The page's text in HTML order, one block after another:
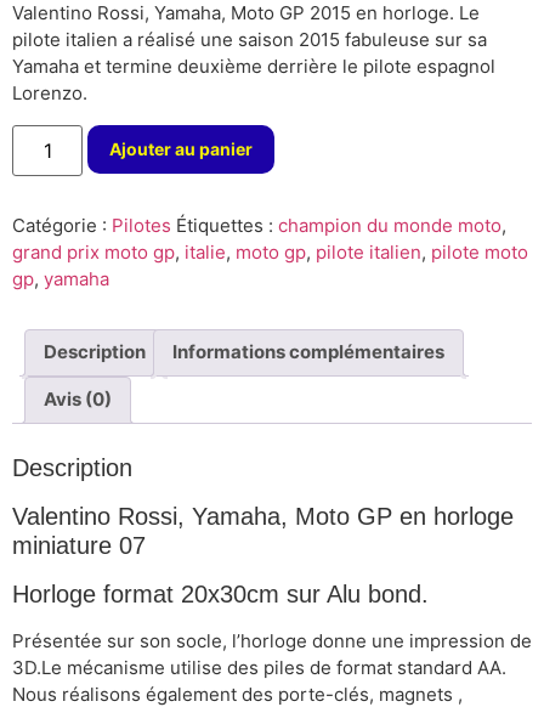
Valentino Rossi, Yamaha, Moto GP 2015 en horloge. Le
pilote italien a réalisé une saison 2015 fabuleuse sur sa
Yamaha et termine deuxième derrière le pilote espagnol
Lorenzo.
Ajouter au panier
Catégorie : Pilotes Étiquettes : champion du monde moto,
grand prix moto gp, italie, moto gp, pilote italien, pilote moto
gp, yamaha
Description Informations complémentaires
Avis (0)
Description
Valentino Rossi, Yamaha, Moto GP en horloge
miniature 07
Horloge format 20x30cm sur Alu bond.
Présentée sur son socle, l’horloge donne une impression de
3D.Le mécanisme utilise des piles de format standard AA.
Nous réalisons également des porte-clés, magnets ,